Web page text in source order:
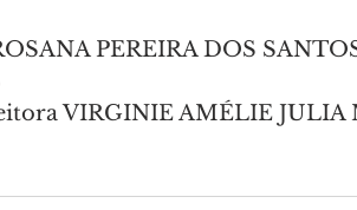
PEREIRA DOS
VIRGINIE AMÉLIE JULIA